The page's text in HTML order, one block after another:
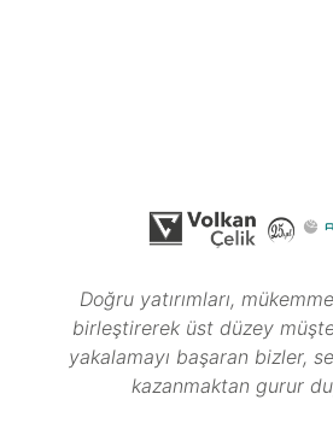
Doğru yatırımları,
birleştirerek üst düzey
yakalamayı başaran bizler,
kazanmaktan gurur